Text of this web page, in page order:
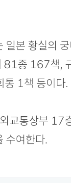
일본 황실의
81종 167책,
통 1책 등이다.
교통상부 17
수여한다.